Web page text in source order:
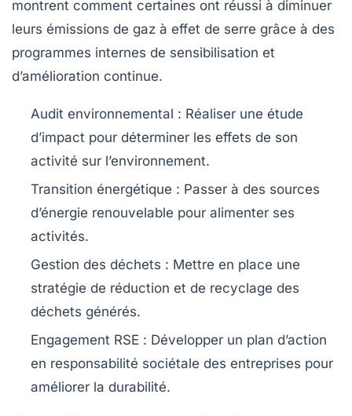
montrent comment certaines ont réussi à diminuer
leurs émissions de gaz à effet de serre grâce à des
programmes internes de sensibilisation et
d’amélioration continue.
Audit environnemental : Réaliser une étude
d’impact pour déterminer les effets de son
activité sur l’environnement.
Transition énergétique : Passer à des sources
d’énergie renouvelable pour alimenter ses
activités.
Gestion des déchets : Mettre en place une
stratégie de réduction et de recyclage des
déchets générés.
Engagement RSE : Développer un plan d’action
en responsabilité sociétale des entreprises pour
améliorer la durabilité.